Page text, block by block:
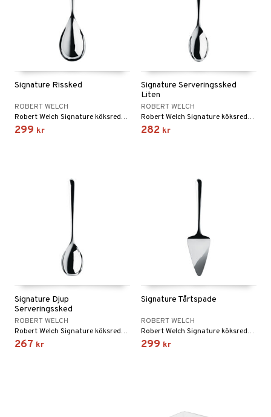
Signature Rissked
ROBERT WELCH
Robert Welch Signature köksredskap är tillverkade av 18/10 rostfritt stål.
299 kr
Signature Serveringssked
Liten
ROBERT WELCH
Robert Welch Signature köksredskap är tillverkat av rostfritt stål 18/10.
282 kr
Signature Djup
Serveringssked
ROBERT WELCH
Robert Welch Signature köksredskap är tillverkade av 18/10 rostfritt stål.
267 kr
Signature Tårtspade
ROBERT WELCH
Robert Welch Signature köksredskap är tillverkat av rostfritt stål 18/10.
299 kr